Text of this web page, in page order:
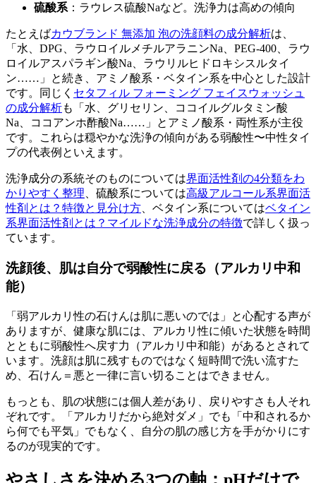
硫酸系 ：ラウレス硫酸Naなど。洗浄力は高めの傾向
たとえばカウブランド 無添加 泡の洗顔料の成分解析は、
「水、DPG、ラウロイルメチルアラニンNa、PEG-400、ラウ
ロイルアスパラギン酸Na、ラウリルヒドロキシスルタイ
ン……」と続き、アミノ酸系・ベタイン系を中心とした設計
です。同じく セタフィル フォーミング フェイスウォッシュ
の成分解析も「水、グリセリン、ココイルグルタミン酸
Na、ココアンホ酢酸Na……」とアミノ酸系・両性系が主役
です。これらは穏やかな洗浄の傾向がある弱酸性〜中性タイ
プの代表例といえます。
洗浄成分の系統そのものについては界面活性剤の4分類をわ
かりやすく整理 、硫酸系については高級アルコール系界面活
性剤とは？特徴と見分け方 、ベタイン系についてはベタイン
系界面活性剤とは？マイルドな洗浄成分の特徴で詳しく扱っ
ています。
洗顔後、肌は自分で弱酸性に戻る（アルカリ中和
能）
「弱アルカリ性の石けんは肌に悪いのでは」と心配する声が
ありますが、健康な肌には、アルカリ性に傾いた状態を時間
とともに弱酸性へ戻す力（アルカリ中和能）があるとされて
います。洗顔は肌に残すものではなく短時間で洗い流すた
め、石けん＝悪と一律に言い切ることはできません。
もっとも、肌の状態には個人差があり、戻りやすさも人それ
ぞれです。「アルカリだから絶対ダメ」でも「中和されるか
ら何でも平気」でもなく、自分の肌の感じ方を手がかりにす
るのが現実的です。
やさしさを決める3つの軸：pHだけで